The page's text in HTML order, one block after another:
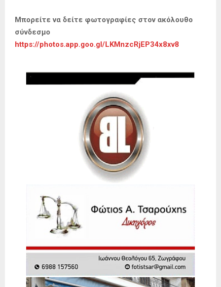
Μπορείτε να δείτε φωτογραφίες στον ακόλουθο
σύνδεσμο
https://photos.app.goo.gl/LKMnzcRjEP34x8xv8